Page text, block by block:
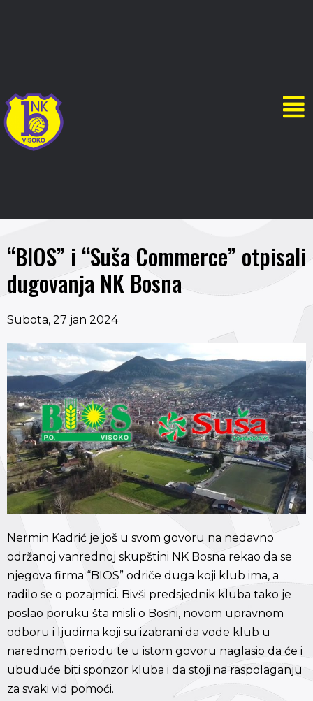
“BIOS” i “Suša Commerce” otpisali
dugovanja NK Bosna
Subota, 27 jan 2024
Nermin Kadrić je još u svom govoru na nedavno
održanoj vanrednoj skupštini NK Bosna rekao da se
njegova firma “BIOS” odriče duga koji klub ima, a
radilo se o pozajmici. Bivši predsjednik kluba tako je
poslao poruku šta misli o Bosni, novom upravnom
odboru i ljudima koji su izabrani da vode klub u
narednom periodu te u istom govoru naglasio da će i
ubuduće biti sponzor kluba i da stoji na raspolaganju
za svaki vid pomoći.